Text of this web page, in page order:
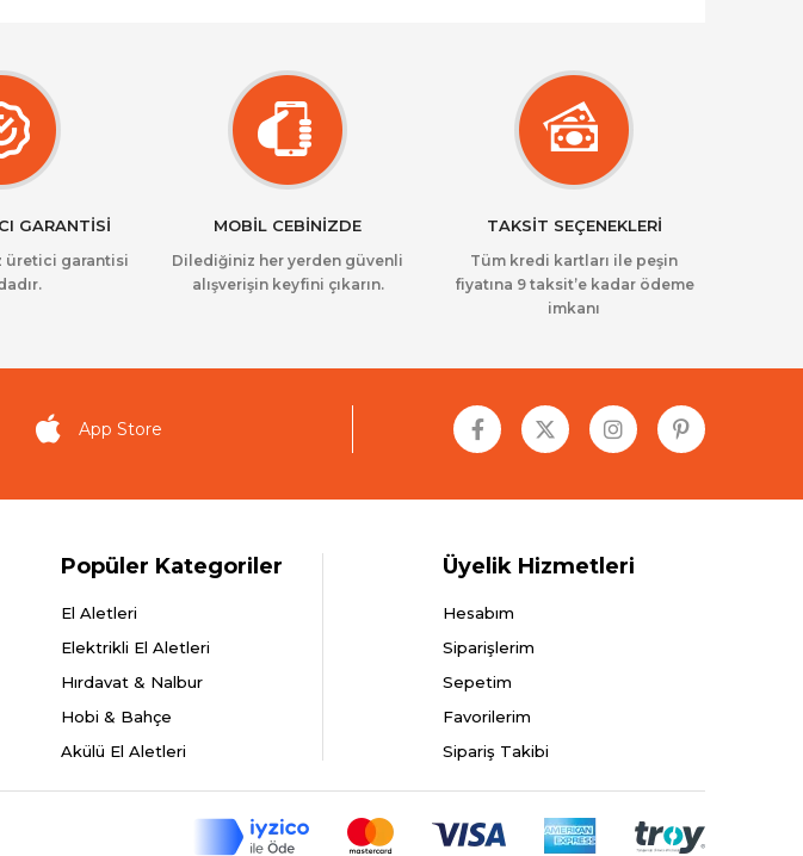
GARANTİSİ
üretici garantisi
MOBİL CEBİNİZDE
Dilediğiniz her yerden güvenli
alışverişin keyfini çıkarın.
TAKSİT SEÇENEKLERİ
Tüm kredi kartları ile peşin
fiyatına 9 taksit’e kadar ödeme
imkanı
App Store
Popüler Kategoriler
El Aletleri
Elektrikli El Aletleri
Hırdavat & Nalbur
Hobi & Bahçe
Akülü El Aletleri
Üyelik Hizmetleri
Hesabım
Siparişlerim
Sepetim
Favorilerim
Sipariş Takibi